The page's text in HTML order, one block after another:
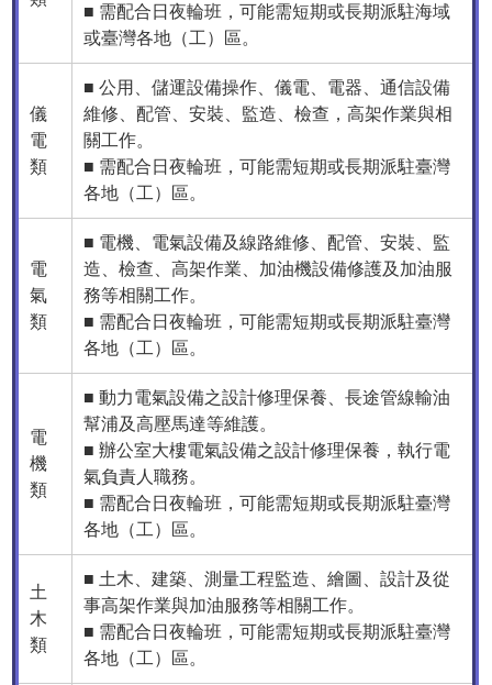
■ 需配合日夜輪班，可能需短期或長期派駐海域
或臺灣各地（工）區。
儀
電
類
■ 公用、儲運設備操作、儀電、電器、通信設備
維修、配管、安裝、監造、檢查，高架作業與相
關工作。
■ 需配合日夜輪班，可能需短期或長期派駐臺灣
各地（工）區。
電
氣
類
■ 電機、電氣設備及線路維修、配管、安裝、監
造、檢查、高架作業、加油機設備修護及加油服
務等相關工作。
■ 需配合日夜輪班，可能需短期或長期派駐臺灣
各地（工）區。
電
機
類
■ 動力電氣設備之設計修理保養、長途管線輸油
幫浦及高壓馬達等維護。
■ 辦公室大樓電氣設備之設計修理保養，執行電
氣負責人職務。
■ 需配合日夜輪班，可能需短期或長期派駐臺灣
各地（工）區。
土
木
類
■ 土木、建築、測量工程監造、繪圖、設計及從
事高架作業與加油服務等相關工作。
■ 需配合日夜輪班，可能需短期或長期派駐臺灣
各地（工）區。